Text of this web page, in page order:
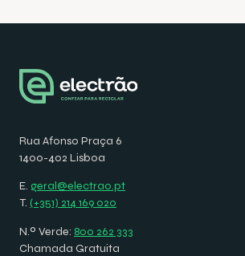
Rua Afonso Praça 6
1400-402 Lisboa
E. geral@electrao.pt
T. (+351) 214 169 020
N.º Verde: 800 262 333
Chamada Gratuita